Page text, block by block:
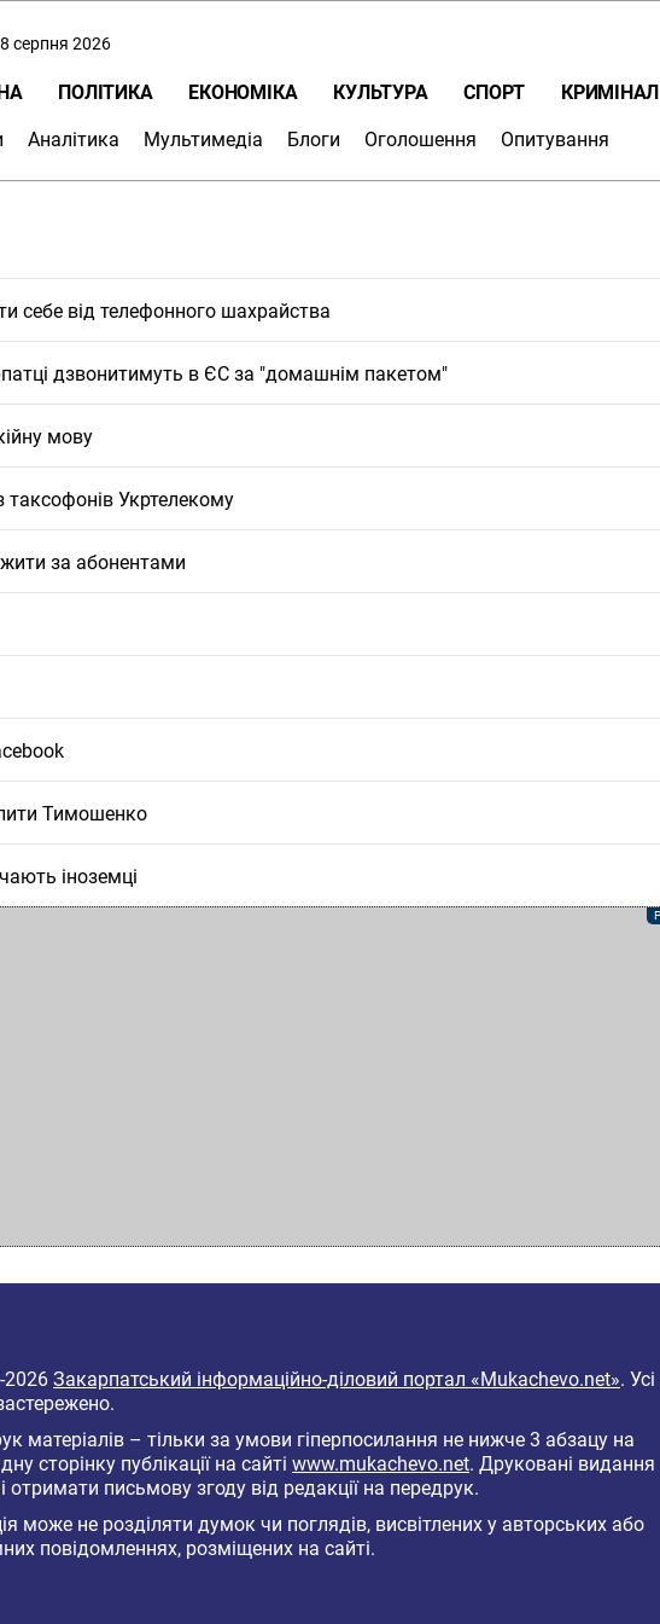
серпня 2026
ПОЛІТИКА ЕКОНОМІКА КУЛЬТУРА СПОРТ КРИМІНАЛ
Аналітика Мультимедіа Блоги Оголошення Опитування
себе від телефонного шахрайства
дзвонитимуть в ЄС за "домашнім пакетом"
мову
Укртелекому
за абонентами
Тимошенко
іноземці
Закарпатський інформаційно-діловий портал «Mukachevo.net». Усі
матеріалів – тільки за умови гіперпосилання не нижче 3 абзацу на
сторінку публікації на сайті www.mukachevo.net. Друковані видання
отримати письмову згоду від редакції на передрук.
може не розділяти думок чи поглядів, висвітлених у авторських або
повідомленнях, розміщених на сайті.